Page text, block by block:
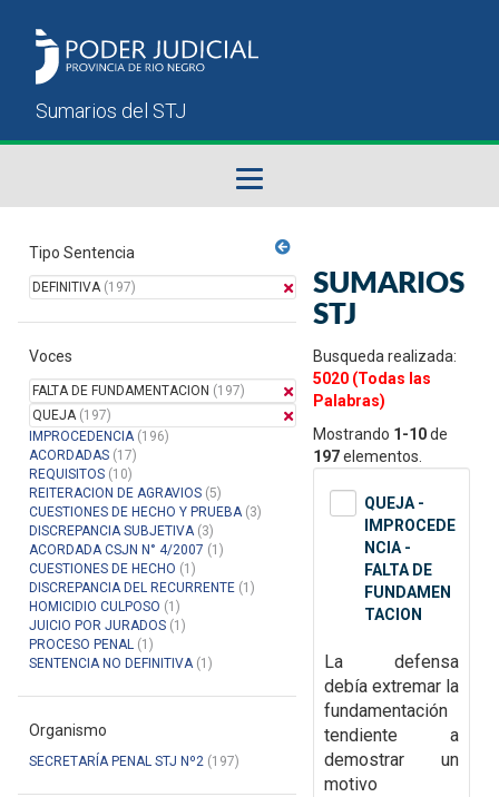
Sumarios del STJ
Manual del Usuario
Tipo Sentencia
DEFINITIVA(197)
Voces
FALTA DE FUNDAMENTACION (197)
QUEJA(197)
IMPROCEDENCIA(196)
ACORDADAS (17)
REQUISITOS (10)
REITERACION DE AGRAVIOS (5)
CUESTIONES DE HECHO Y PRUEBA(3)
DISCREPANCIA SUBJETIVA(3)
ACORDADA CSJN N° 4/2007 (1)
CUESTIONES DE HECHO (1)
DISCREPANCIA DEL RECURRENTE (1)
HOMICIDIO CULPOSO (1)
JUICIO POR JURADOS (1)
PROCESO PENAL (1)
SENTENCIA NO DEFINITIVA(1)
Organismo
SECRETARÍA PENAL STJ Nº2 (197)
SUMARIOS
STJ
Busqueda realizada:
5020 (Todas las
Palabras)
Mostrando 1-10de
197elementos.
QUEJA -
IMPROCEDE
NCIA -
FALTA DE
FUNDAMEN
TACION
La defensa
debía extremar la
fundamentación
tendiente a
demostrar un
motivo